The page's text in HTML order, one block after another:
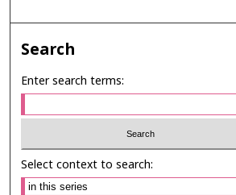
Search
Enter search terms:
Select context to search: